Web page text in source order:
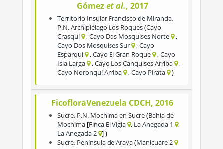
Gómezet al., 2017
Territorio Insular Francisco de Miranda,
P.N. Archipiélago Los Roques Cayo
Crasquí
Cayo Dos Mosquises Norte
Cayo Dos Mosquises Sur
Cayo
Esparquí
Cayo El Gran Roque
Cayo
Isla Larga
Cayo Los Canquises Arriba
Cayo Noronquí Arriba
Cayo Pirata
FicofloraVenezuela CDCH, 2016
Sucre, P.N. Mochima en Sucre Bahía de
Mochima Finca El Vigía
La Anegada 1
La Anegada 2
Sucre, Península de Araya Manicuare 2